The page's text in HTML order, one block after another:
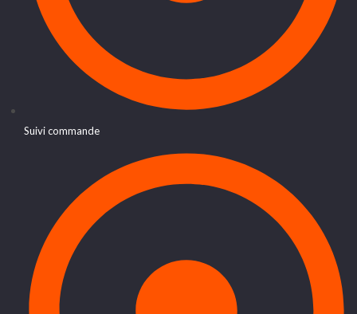
Suivi commande